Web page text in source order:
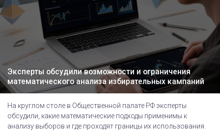
Эксперты обсудили возможности и ограничения
математического анализа избирательных кампаний
На круглом столе в Общественной палате РФ эксперты
обсудили, какие математические подходы применимы к
анализу выборов и где проходят границы их использования.